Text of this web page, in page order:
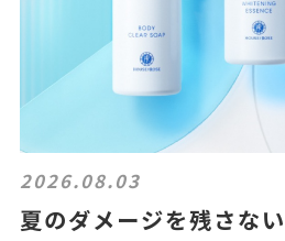
2026.08.03
夏のダメージを残さな